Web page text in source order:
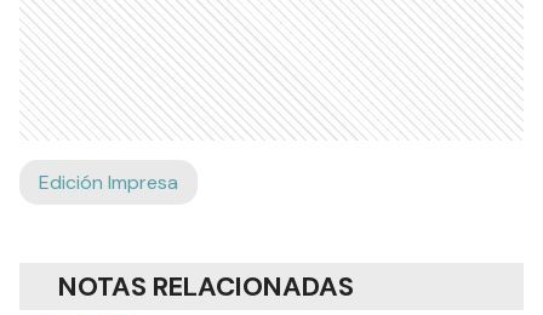
Edición Impresa
NOTAS RELACIONADAS